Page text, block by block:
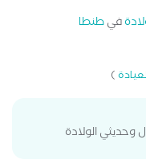
فيطنطا
)
وحديثي الولادة